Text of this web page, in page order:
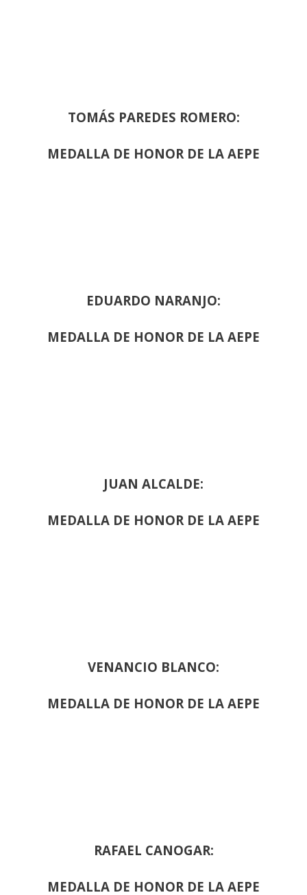
TOMÁS PAREDES ROMERO:
MEDALLA DE HONOR DE LA AEPE
EDUARDO NARANJO:
MEDALLA DE HONOR DE LA AEPE
JUAN ALCALDE:
MEDALLA DE HONOR DE LA AEPE
VENANCIO BLANCO:
MEDALLA DE HONOR DE LA AEPE
RAFAEL CANOGAR:
MEDALLA DE HONOR DE LA AEPE